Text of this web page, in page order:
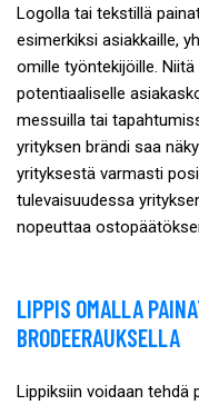
Logolla tai tekstillä
esimerkiksi asiakkaille,
omille työntekijöille.
potentiaaliselle
messuilla tai
yrityksen brändi saa
yrityksestä varmasti
tulevaisuudessa
nopeuttaa
LIPPIS OMALLA
BRODEERAUKSELLA
Lippiksiin voidaan tehdä